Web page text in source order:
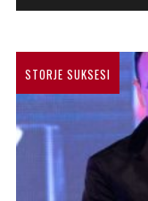
STORJE SUKSESI